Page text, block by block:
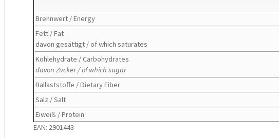
Brennwert / Energy
Fett / Fat
davon gesättigt / of which saturates
Kohlehydrate / Carbohydrates
davon Zucker / of which sugar
Ballaststoffe / Dietary Fiber
Salz / Salt
Eiweiß / Protein
EAN: 2901443